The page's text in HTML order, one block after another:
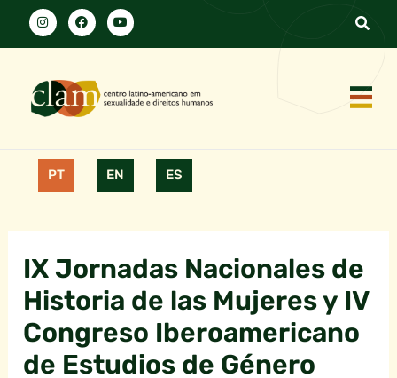
PT EN ES
IX Jornadas Nacionales de
Historia de las Mujeres y IV
Congreso Iberoamericano
de Estudios de Género